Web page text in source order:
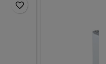
favorite_border